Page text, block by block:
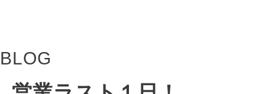
BLOG